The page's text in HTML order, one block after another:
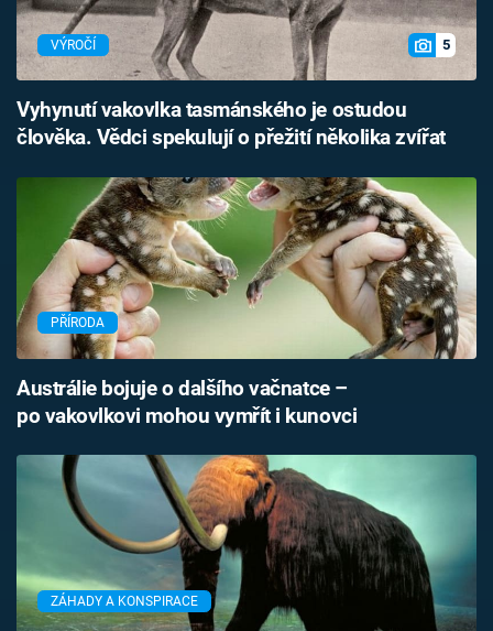
VÝROČÍ 5
Vyhynutí vakovlka tasmánského je ostudou
člověka. Vědci spekulují o přežití několika zvířat
PŘÍRODA
Austrálie bojuje o dalšího vačnatce –
po vakovlkovi mohou vymřít i kunovci
ZÁHADY A KONSPIRACE